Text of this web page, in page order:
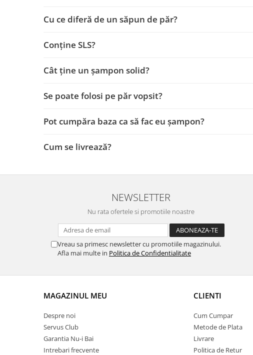
Cu ce diferă de un săpun de păr?
Conține SLS?
Cât ține un șampon solid?
Se poate folosi pe păr vopsit?
Pot cumpăra baza ca să fac eu șampon?
Cum se livrează?
NEWSLETTER
Nu rata ofertele si promotiile noastre
Vreau sa primesc newsletter cu promotiile magazinului.
Afla mai multe in Politica de Confidentialitate
MAGAZINUL MEU
Despre noi
Servus Club
Garantia Nu-i Bai
Intrebari frecvente
CLIENTI
Cum Cumpar
Metode de Plata
Livrare
Politica de Retur